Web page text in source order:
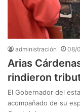
administración 08/
Arias
rindieron
El Gobernador del
acompañado de su